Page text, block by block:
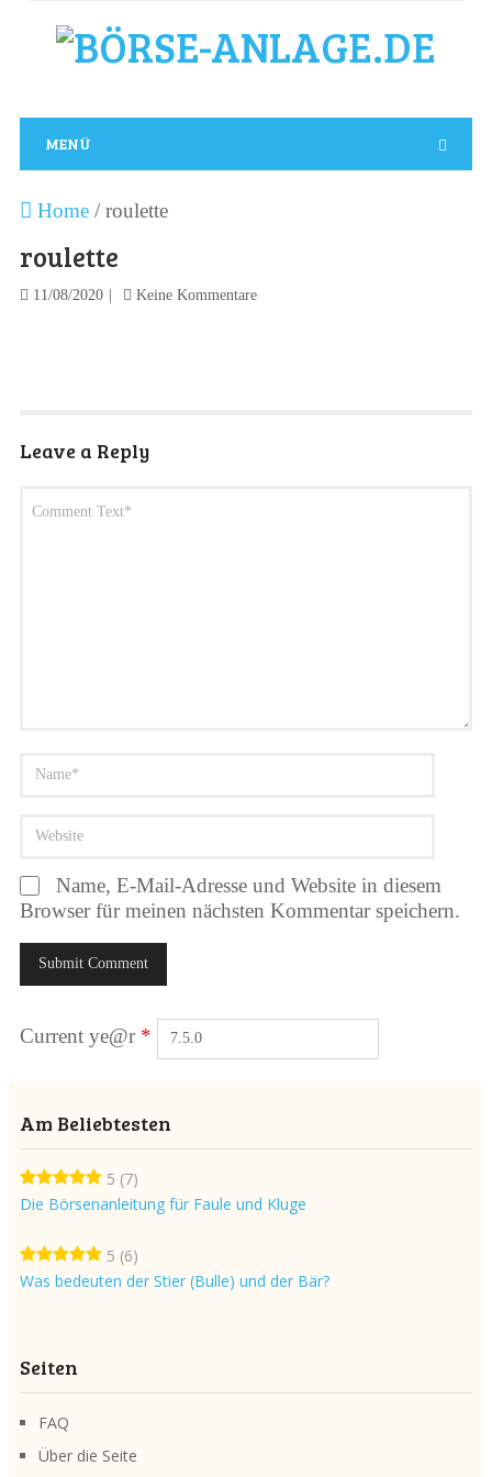
MENÜ
Home/ roulette
roulette
11/08/2020 Keine Kommentare
Leave a Reply
Name, E-Mail-Adresse und Website in diesem
Browser für meinen nächsten Kommentar speichern.
Current ye@r *
Am Beliebtesten
5 (7)
Die Börsenanleitung für Faule und Kluge
5 (6)
Was bedeuten der Stier (Bulle) und der Bär?
Seiten
FAQ
Über die Seite